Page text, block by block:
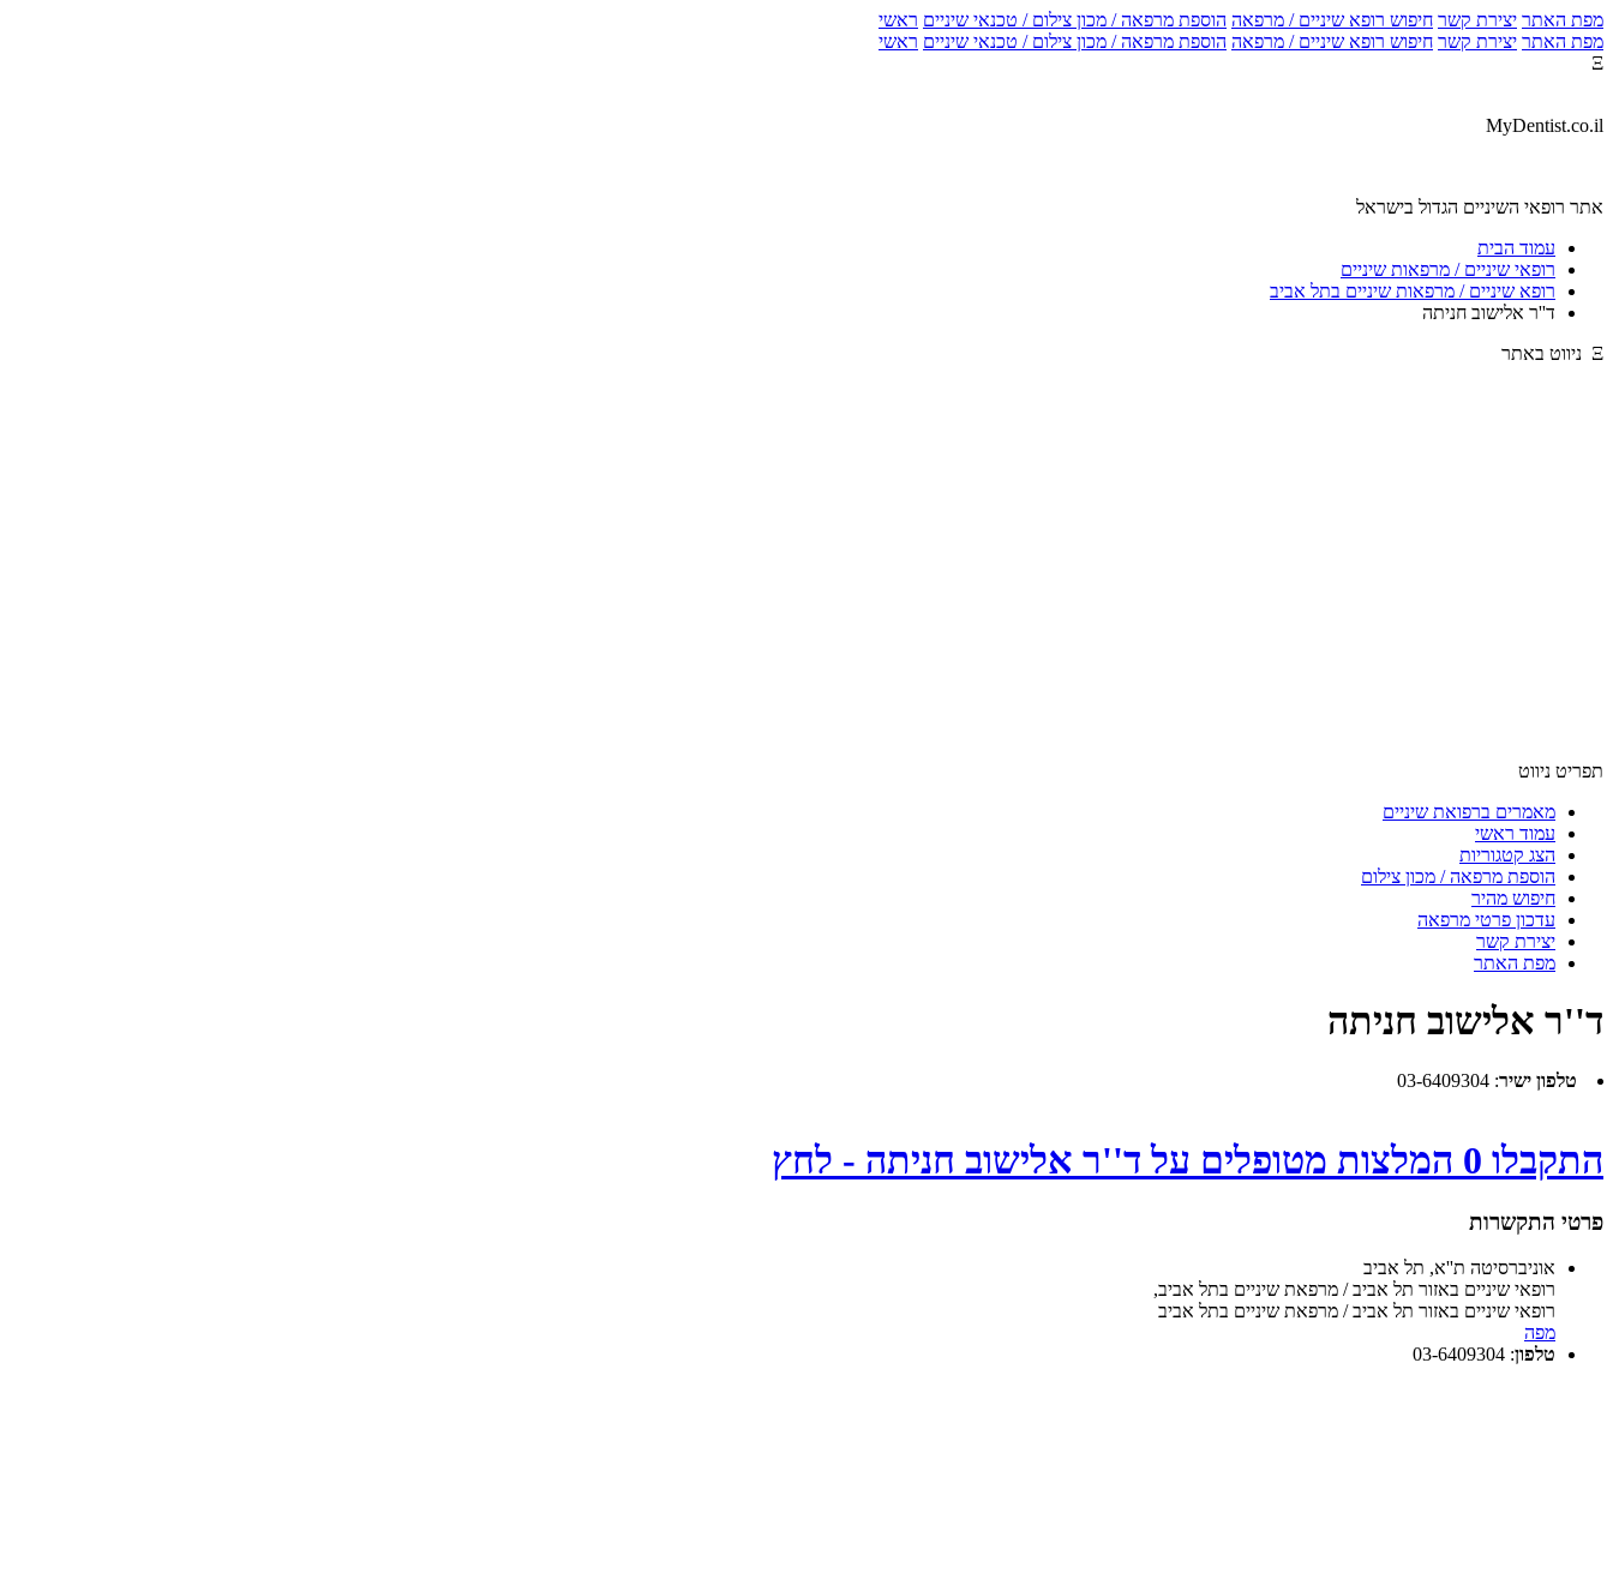
מפת האתר יצירת קשר חיפוש רופא שיניים / מרפאה הוספת מרפאה / מכון צילום / טכנאי שיניים ראשי
מפת האתר יצירת קשר חיפוש רופא שיניים / מרפאה הוספת מרפאה / מכון צילום / טכנאי שיניים ראשי
Ξ
MyDentist.co.il
אתר רופאי השיניים הגדול בישראל
עמוד הבית
רופאי שיניים / מרפאות שיניים
רופא שיניים / מרפאות שיניים בתל אביב
ד''ר אלישוב חניתה
Ξ ניווט באתר
תפריט ניווט
מאמרים ברפואת שיניים
עמוד ראשי
הצג קטגוריות
הוספת מרפאה / מכון צילום
חיפוש מהיר
עדכון פרטי מרפאה
יצירת קשר
מפת האתר
ד''ר אלישוב חניתה
טלפון ישיר:
03-6409304
התקבלו 0 המלצות מטופלים על ד''ר אלישוב חניתה - לחץ
פרטי התקשרות
אוניברסיטה ת''א, תל אביב
רופאי שיניים באזור תל אביב / מרפאת שיניים בתל אביב,
רופאי שיניים באזור תל אביב / מרפאת שיניים בתל אביב
מפה
טלפון:
03-6409304